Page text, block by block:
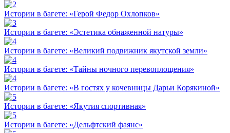
Истории в багете: «Герой Федор Охлопков»
Истории в багете: «Эстетика обнаженной натуры»
Истории в багете: «Великий подвижник якутской земли»
Истории в багете: «Тайны ночного перевоплощения»
Истории в багете: «В гостях у кочевницы Дарьи Корякиной»
Истории в багете: «Якутия спортивная»
Истории в багете: «Дельфтский фаянс»